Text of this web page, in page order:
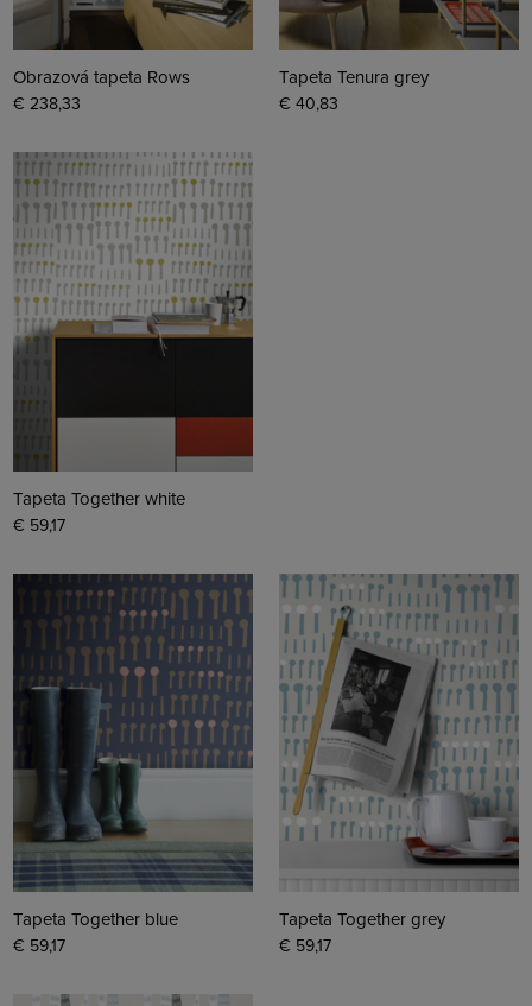
Obrazová tapeta Rows
€ 238,33
Tapeta Tenura grey
€ 40,83
Tapeta Together white
€ 59,17
Tapeta Together blue
€ 59,17
Tapeta Together grey
€ 59,17